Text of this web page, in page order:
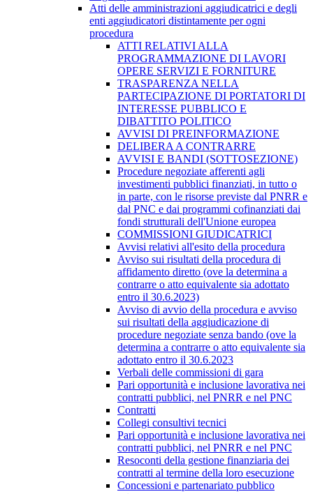
Atti delle amministrazioni aggiudicatrici e degli
enti aggiudicatori distintamente per ogni
procedura
ATTI RELATIVI ALLA
PROGRAMMAZIONE DI LAVORI
OPERE SERVIZI E FORNITURE
TRASPARENZA NELLA
PARTECIPAZIONE DI PORTATORI DI
INTERESSE PUBBLICO E
DIBATTITO POLITICO
AVVISI DI PREINFORMAZIONE
DELIBERA A CONTRARRE
AVVISI E BANDI (SOTTOSEZIONE)
Procedure negoziate afferenti agli
investimenti pubblici finanziati, in tutto o
in parte, con le risorse previste dal PNRR e
dal PNC e dai programmi cofinanziati dai
fondi strutturali dell'Unione europea
COMMISSIONI GIUDICATRICI
Avvisi relativi all'esito della procedura
Avviso sui risultati della procedura di
affidamento diretto (ove la determina a
contrarre o atto equivalente sia adottato
entro il 30.6.2023)
Avviso di avvio della procedura e avviso
sui risultati della aggiudicazione di
procedure negoziate senza bando (ove la
determina a contrarre o atto equivalente sia
adottato entro il 30.6.2023
Verbali delle commissioni di gara
Pari opportunità e inclusione lavorativa nei
contratti pubblici, nel PNRR e nel PNC
Contratti
Collegi consultivi tecnici
Pari opportunità e inclusione lavorativa nei
contratti pubblici, nel PNRR e nel PNC
Resoconti della gestione finanziaria dei
contratti al termine della loro esecuzione
Concessioni e partenariato pubblico